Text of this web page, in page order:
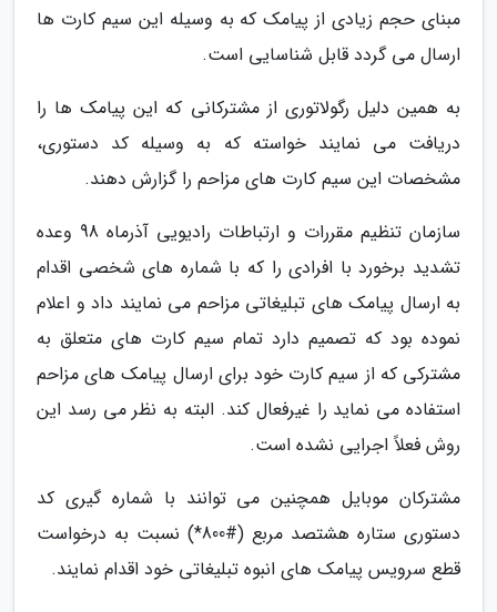
مبنای حجم زیادی از پیامک که به وسیله این سیم کارت ها
ارسال می گردد قابل شناسایی است.
به همین دلیل رگولاتوری از مشترکانی که این پیامک ها را
دریافت می نمایند خواسته که به وسیله کد دستوری،
مشخصات این سیم کارت های مزاحم را گزارش دهند.
سازمان تنظیم مقررات و ارتباطات رادیویی آذرماه 98 وعده
تشدید برخورد با افرادی را که با شماره های شخصی اقدام
به ارسال پیامک های تبلیغاتی مزاحم می نمایند داد و اعلام
نموده بود که تصمیم دارد تمام سیم کارت های متعلق به
مشترکی که از سیم کارت خود برای ارسال پیامک های مزاحم
استفاده می نماید را غیرفعال کند. البته به نظر می رسد این
روش فعلاً اجرایی نشده است.
مشترکان موبایل همچنین می توانند با شماره گیری کد
دستوری ستاره هشتصد مربع (#800*) نسبت به درخواست
قطع سرویس پیامک های انبوه تبلیغاتی خود اقدام نمایند.